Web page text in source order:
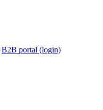
B2B portal (login)